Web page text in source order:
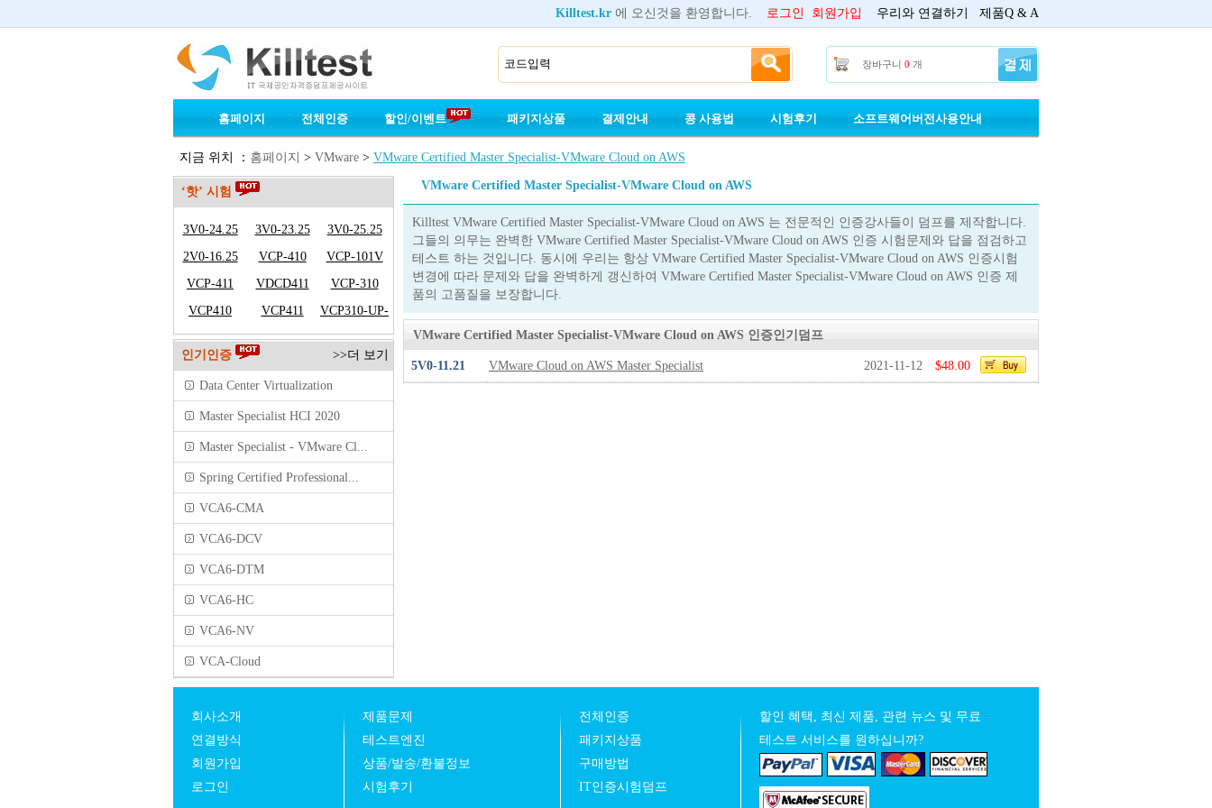
Killtest.kr 에 오신것을 환영합니다. 로그인 회원가입 우리와 연결하기 제품Q & A
장바구니 0 개
홈페이지 전체인증 할인/이벤트 패키지상품 결제안내 콩 사용법 시험후기 소프트웨어버전사용안내
지금 위치 ： 홈페이지 > VMware > VMware Certified Master Specialist-VMware Cloud on AWS
‘핫’ 시험
3V0-24.25 3V0-23.25
3V0-25.25
2V0-16.25
VCP-410
VCP-101V
VCP-411
VDCD411
VCP-310
VCP410
VCP411
VCP310-UP-
VCP410
>>더 보기
인기인증
Data Center Virtualization
Master Specialist HCI 2020
Master Specialist - VMware Cl...
Spring Certified Professional...
VCA6-CMA
VCA6-DCV
VCA6-DTM
VCA6-HC
VCA6-NV
VCA-Cloud
VMware Certified Master Specialist-VMware Cloud on AWS
Killtest VMware Certified Master Specialist-VMware Cloud on AWS 는 전문적인 인증강사들이 덤프를 제작합니다.
그들의 의무는 완벽한 VMware Certified Master Specialist-VMware Cloud on AWS 인증 시험문제와 답을 점검하고
테스트 하는 것입니다. 동시에 우리는 항상 VMware Certified Master Specialist-VMware Cloud on AWS 인증시험
변경에 따라 문제와 답을 완벽하게 갱신하여 VMware Certified Master Specialist-VMware Cloud on AWS 인증 제
품의 고품질을 보장합니다.
VMware Certified Master Specialist-VMware Cloud on AWS 인증인기덤프
5V0-11.21 VMware Cloud on AWS Master Specialist 2021-11-12 $48.00
회사소개
연결방식
회원가입
로그인
제품문제
테스트엔진
상품/발송/환불정보
시험후기
전체인증
패키지상품
구매방법
IT인증시험덤프
할인 혜택, 최신 제품, 관련 뉴스 및 무료
테스트 서비스를 원하십니까?